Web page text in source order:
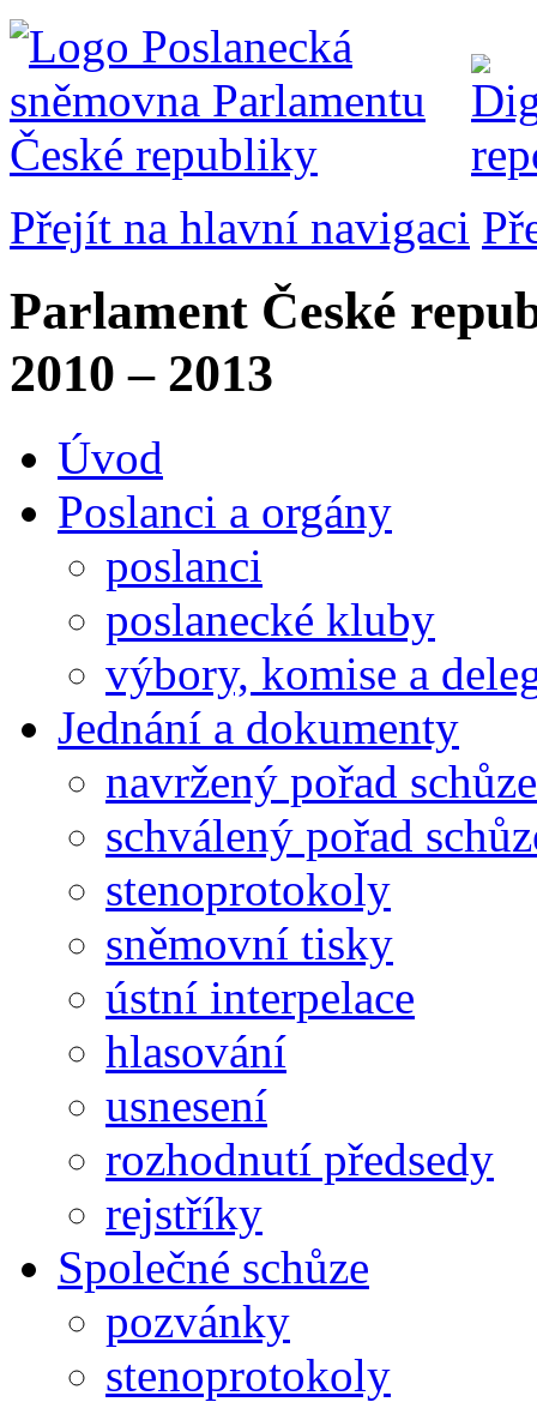
Přejít na hlavní navigaci
Parlament České
2010 – 2013
Úvod
Poslanci a orgány
poslanci
poslanecké kluby
výbory, komise a
Jednání a dokumenty
navržený pořad schůze
schválený pořad
stenoprotokoly
sněmovní tisky
ústní interpelace
hlasování
usnesení
rozhodnutí předsedy
rejstříky
Společné schůze
pozvánky
stenoprotokoly